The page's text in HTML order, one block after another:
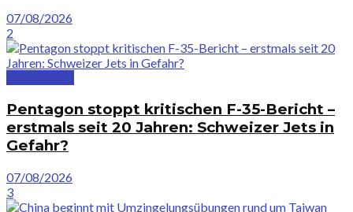
07/08/2026
2
Pentagon stoppt kritischen F-35-Bericht –
erstmals seit 20 Jahren: Schweizer Jets in
Gefahr?
07/08/2026
3